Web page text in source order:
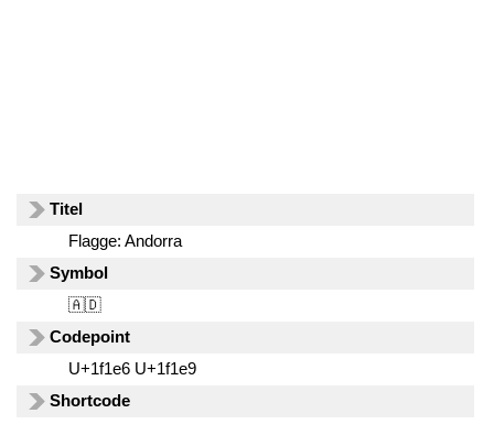
Titel
Flagge: Andorra
Symbol
🇦🇩
Codepoint
U+1f1e6 U+1f1e9
Shortcode